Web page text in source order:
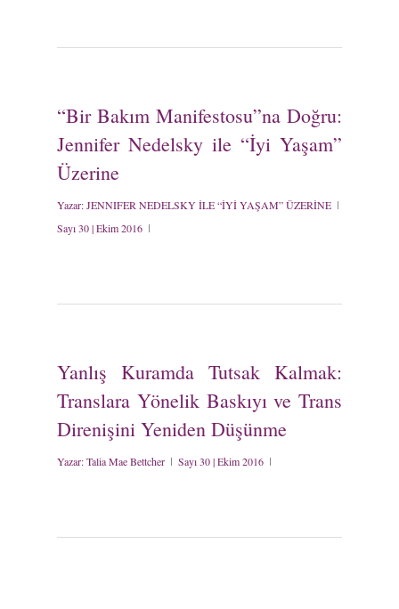
“Bir Bakım Manifestosu”na Doğru:
Jennifer Nedelsky ile “İyi Yaşam”
Üzerine
Yazar:JENNIFER NEDELSKY İLE “İYİ YAŞAM” ÜZERİNE
Sayı 30 | Ekim 2016
Yanlış Kuramda Tutsak Kalmak:
Translara Yönelik Baskıyı ve Trans
Direnişini Yeniden Düşünme
Yazar:Talia Mae Bettcher Sayı 30 | Ekim 2016